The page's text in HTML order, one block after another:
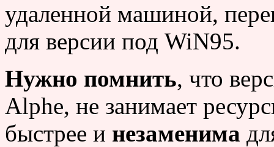
удаленной машиной,
для версии под WiN95.
Нужно помнить, что
Alphe, не занимает
быстрее и незаменима